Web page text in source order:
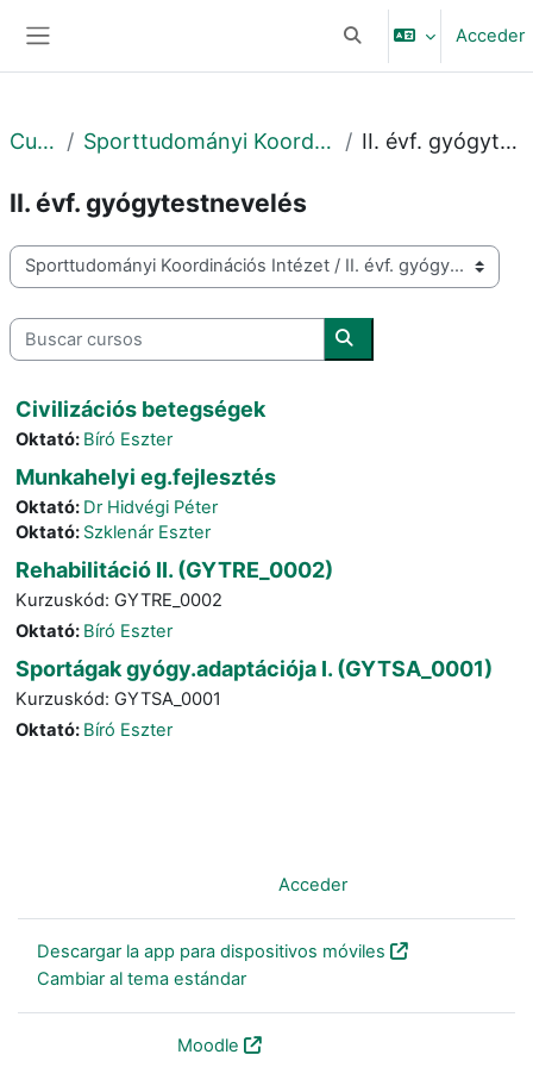
Selector de búsqueda
Acceder
Cursos Sporttudományi Koordinációs Intézet II. évf. gyógytestnevelés
II. évf. gyógytestnevelés
Categorías
Buscar cursos
Buscar cursos
Civilizációs betegségek
Oktató: Bíró Eszter
Munkahelyi eg.fejlesztés
Oktató: Dr Hidvégi Péter
Oktató: Szklenár Eszter
Rehabilitáció II. (GYTRE_0002)
Kurzuskód: GYTRE_0002
Oktató: Bíró Eszter
Sportágak gyógy.adaptációja I. (GYTSA_0001)
Kurzuskód: GYTSA_0001
Oktató: Bíró Eszter
Acceder)
Descargar la app para dispositivos móviles
Cambiar al tema estándar
Moodle